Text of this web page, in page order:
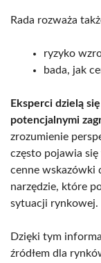
Rada rozważa
ryzyko
bada, jak
Eksperci dzielą
potencjalnymi
zrozumienie
często pojawia się
cenne wskazówki
narzędzie, które
sytuacji rynkowej.
Dzięki tym
źródłem dla